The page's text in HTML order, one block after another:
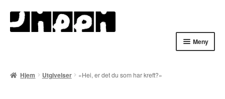
Hopp
til
Hopp
til
Meny
Hjem Utgivelser «Hei, er det du som har kreft?»